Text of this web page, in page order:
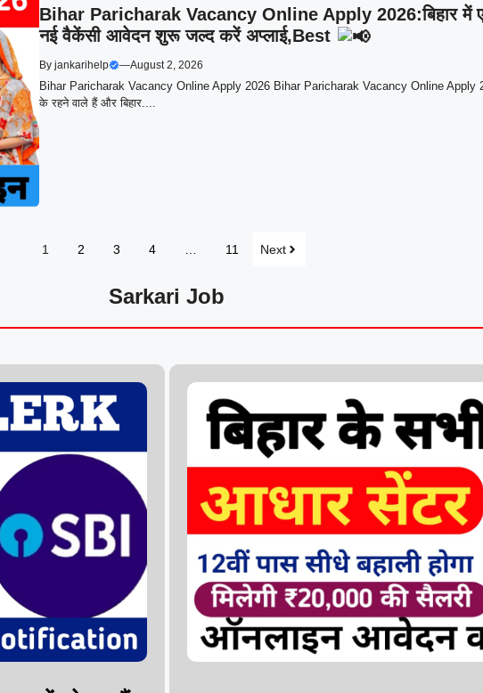
Bihar Paricharak Vacancy Online Apply 2026:बिहार में
नई वैकेंसी आवेदन शुरू जल्द करें अप्लाई,Best
Byjankarihelp —August 2, 2026
Bihar Paricharak Vacancy Online Apply 2026 Bihar Paricharak Vacancy Online Apply
के रहने वाले हैं और बिहार....
1 2 3 4 … 11 Next
Sarkari Job